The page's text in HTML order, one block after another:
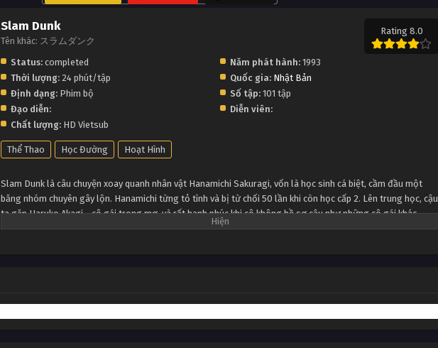
Slam Dunk
Tên khác: スラムダンク
Rating 8.0
Status: completed Năm phát hành:1993
Thời lượng: 24 phút/tập Quốc gia: Nhật Bản
Định dạng: Phim bộ Số tập:101 tập
Đạo diễn:
Diễn viên:
Chất lượng: HD Vietsub
Thể Thao Học Đường Hoạt Hình
Slam Dunk là câu chuyện xoay quanh nhân vật Hanamichi Sakuragi, vốn là học sinh cá biệt, cầm đầu một
băng nhóm chuyên gây lộn. Hanamichi từng tỏ tình và bị từ chối 50 lần khi còn học cấp 2. Lên trung học, cậu
ta gặp Haruko Akagi - cô gái trong mơ, và rất hạnh phúc khi cô không hề sợ cậu như những cô gái khác.
Haruko Akagi, người phát hiện ra tố chất thể thao của Hanamichi, giới thiệu cậu cho đội bóng rổ Shohoku.